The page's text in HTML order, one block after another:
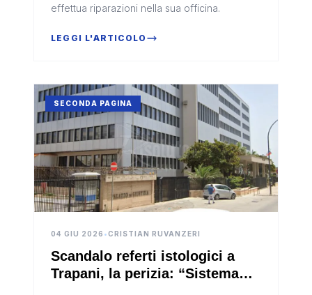
effettua riparazioni nella sua officina.
LEGGI L'ARTICOLO
SECONDA PAGINA
04 GIU 2026 •CRISTIAN RUVANZERI
Scandalo referti istologici a
Trapani, la perizia: “Sistema